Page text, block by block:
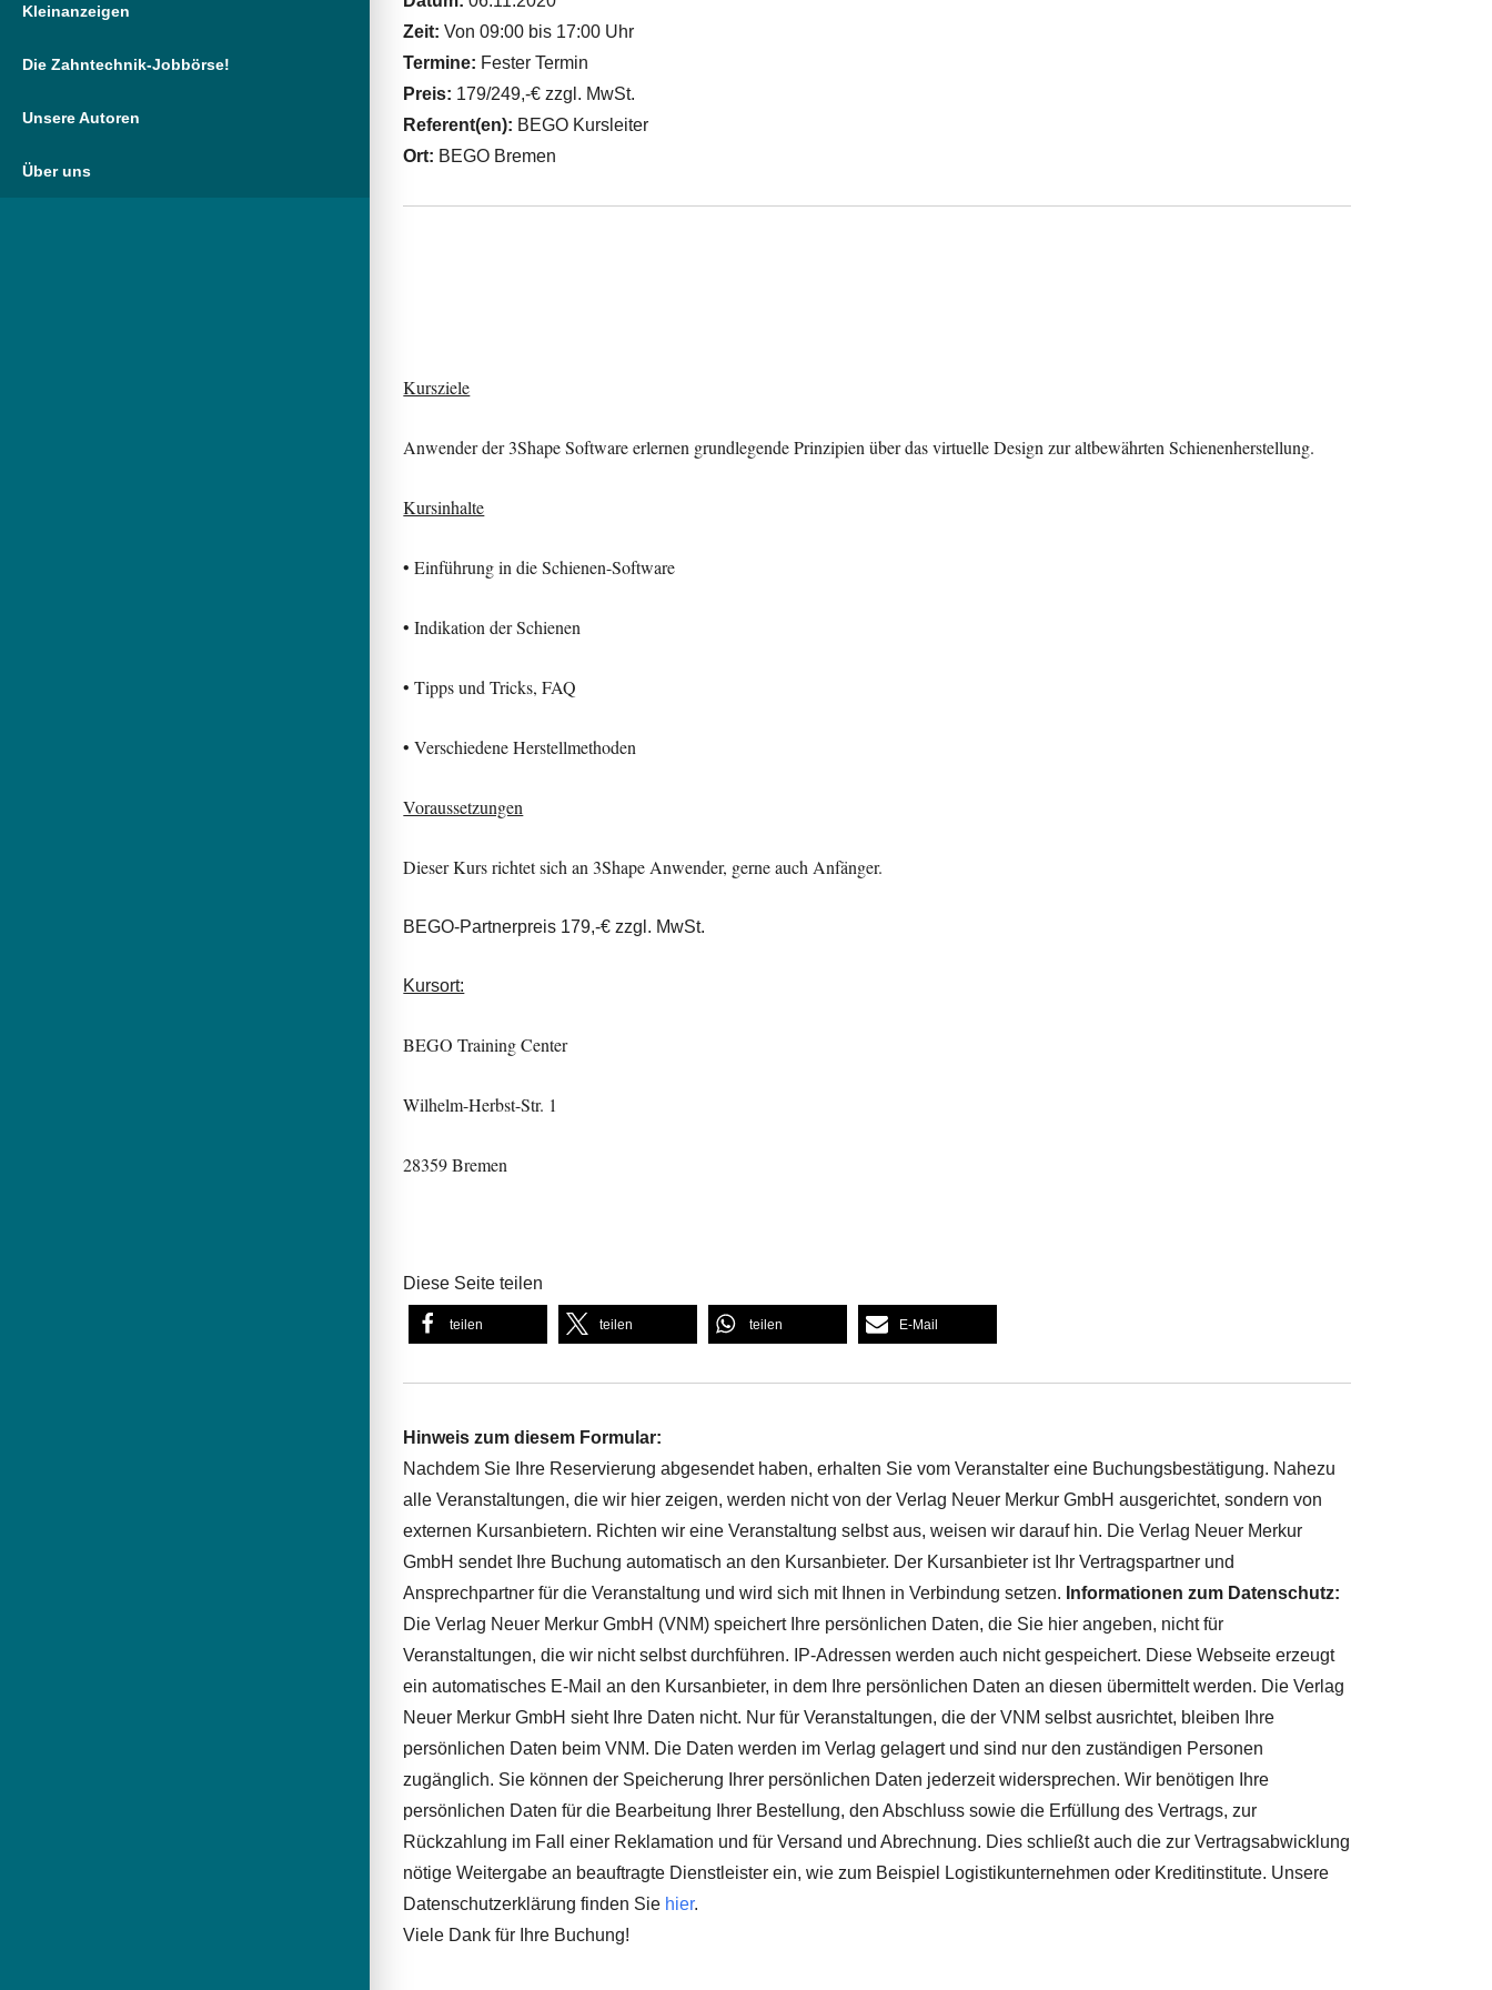
Kleinanzeigen
Die Zahntechnik-Jobbörse!
Unsere Autoren
Über uns
Zeit: Von 09:00 bis 17:00 Uhr
Termine: Fester Termin
Preis: 179/249,-€ zzgl. MwSt.
Referent(en): BEGO Kursleiter
Ort: BEGO Bremen
Kursziele
Anwender der 3Shape Software erlernen grundlegende Prinzipien über das virtuelle Design zur altbewährten Schienenherstellung.
Kursinhalte
• Einführung in die Schienen-Software
• Indikation der Schienen
• Tipps und Tricks, FAQ
• Verschiedene Herstellmethoden
Voraussetzungen
Dieser Kurs richtet sich an 3Shape Anwender, gerne auch Anfänger.
BEGO-Partnerpreis 179,-€ zzgl. MwSt.
Kursort:
BEGO Training Center
Wilhelm-Herbst-Str. 1
28359 Bremen
Diese Seite teilen
teilen teilen teilen E-Mail
Hinweis zum diesem Formular:
Nachdem Sie Ihre Reservierung abgesendet haben, erhalten Sie vom Veranstalter eine Buchungsbestätigung. Nahezu
alle Veranstaltungen, die wir hier zeigen, werden nicht von der Verlag Neuer Merkur GmbH ausgerichtet, sondern von
externen Kursanbietern. Richten wir eine Veranstaltung selbst aus, weisen wir darauf hin. Die Verlag Neuer Merkur
GmbH sendet Ihre Buchung automatisch an den Kursanbieter. Der Kursanbieter ist Ihr Vertragspartner und
Ansprechpartner für die Veranstaltung und wird sich mit Ihnen in Verbindung setzen. Informationen zum Datenschutz:
Die Verlag Neuer Merkur GmbH (VNM) speichert Ihre persönlichen Daten, die Sie hier angeben, nicht für
Veranstaltungen, die wir nicht selbst durchführen. IP-Adressen werden auch nicht gespeichert. Diese Webseite erzeugt
ein automatisches E-Mail an den Kursanbieter, in dem Ihre persönlichen Daten an diesen übermittelt werden. Die Verlag
Neuer Merkur GmbH sieht Ihre Daten nicht. Nur für Veranstaltungen, die der VNM selbst ausrichtet, bleiben Ihre
persönlichen Daten beim VNM. Die Daten werden im Verlag gelagert und sind nur den zuständigen Personen
zugänglich. Sie können der Speicherung Ihrer persönlichen Daten jederzeit widersprechen. Wir benötigen Ihre
persönlichen Daten für die Bearbeitung Ihrer Bestellung, den Abschluss sowie die Erfüllung des Vertrags, zur
Rückzahlung im Fall einer Reklamation und für Versand und Abrechnung. Dies schließt auch die zur Vertragsabwicklung
nötige Weitergabe an beauftragte Dienstleister ein, wie zum Beispiel Logistikunternehmen oder Kreditinstitute. Unsere
Datenschutzerklärung finden Sie hier.
Viele Dank für Ihre Buchung!